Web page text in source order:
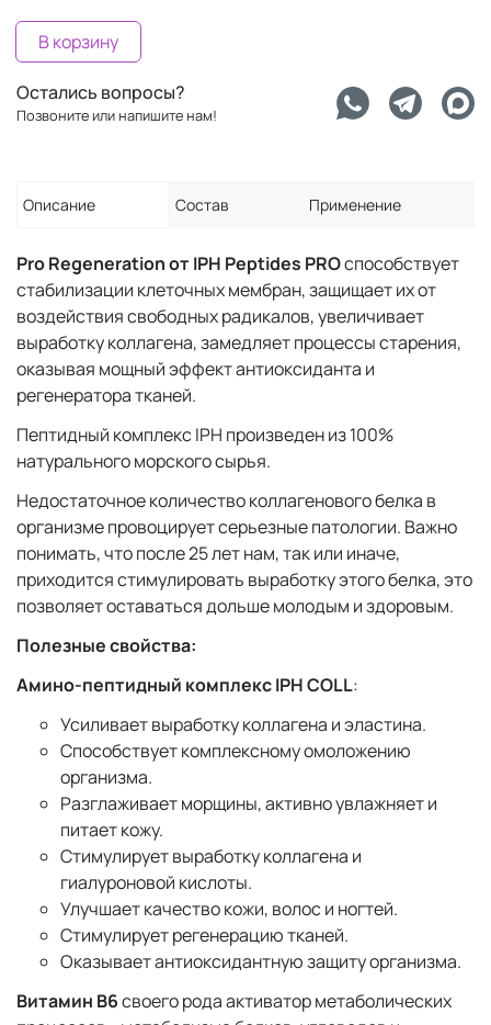
В корзину
Остались вопросы?
Позвоните или напишите нам!
Описание Состав Применение
Pro Regeneration от IPH Peptides PROспособствует
стабилизации клеточных мембран, защищает их от
воздействия свободных радикалов, увеличивает
выработку коллагена, замедляет процессы старения,
оказывая мощный эффект антиоксиданта и
регенератора тканей.
Пептидный комплекс IPH произведен из 100%
натурального морского сырья.
Недостаточное количество коллагенового белка в
организме провоцирует серьезные патологии. Важно
понимать, что после 25 лет нам, так или иначе,
приходится стимулировать выработку этого белка, это
позволяет оставаться дольше молодым и здоровым.
Полезные свойства:
Амино-пептидный комплекс IPH COLL:
Усиливает выработку коллагена и эластина.
Способствует комплексному омоложению
организма.
Разглаживает морщины, активно увлажняет и
питает кожу.
Стимулирует выработку коллагена и
гиалуроновой кислоты.
Улучшает качество кожи, волос и ногтей.
Стимулирует регенерацию тканей.
Оказывает антиоксидантную защиту организма.
Витамин В6своего рода активатор метаболических